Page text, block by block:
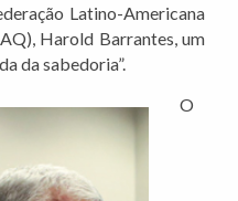
Latino-Americana
Harold Barrantes, um
da sabedoria”.
O